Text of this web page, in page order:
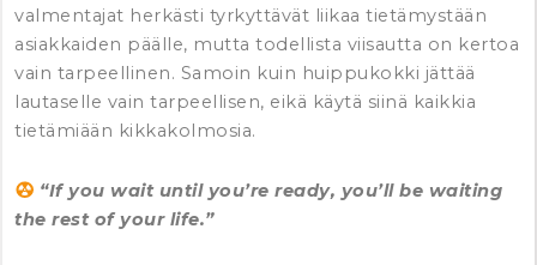
valmentajat herkästi tyrkyttävät liikaa tietämystään
asiakkaiden päälle, mutta todellista viisautta on kertoa
vain tarpeellinen. Samoin kuin huippukokki jättää
lautaselle vain tarpeellisen, eikä käytä siinä kaikkia
tietämiään kikkakolmosia.
“If you wait until you’re ready, you’ll be waiting
the rest of your life.”